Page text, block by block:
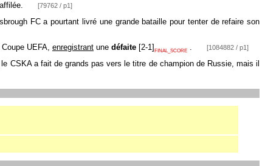
[79762 / p1]
FC a pourtant livré une grande bataille pour tenter de refaire son
UEFA, enregistrant une défaite [2-1] FINAL_SCORE . [1084882 / p1]
, le CSKA a fait de grands pas vers le titre de champion de Russie, mais il